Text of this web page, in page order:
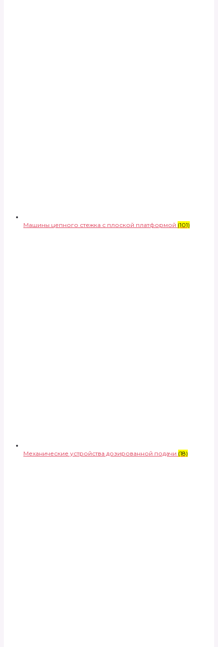
Машины цепного стежка с плоской платформой (101)
Механические устройства дозированной подачи (18)